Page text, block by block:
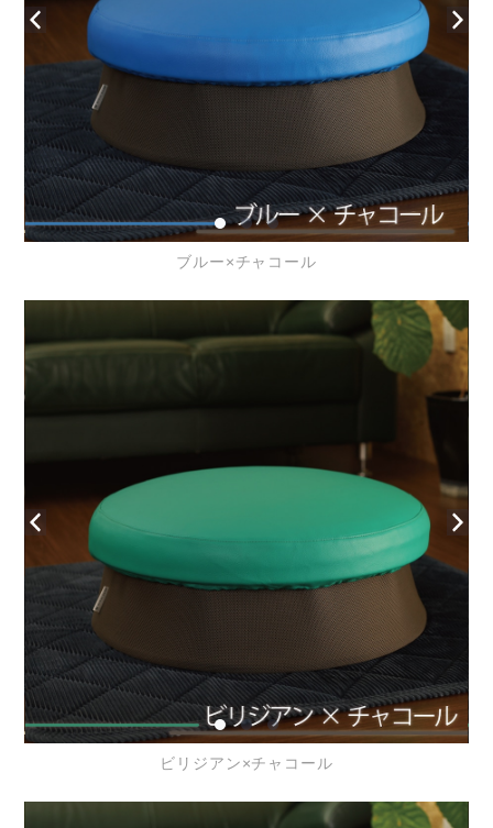
ブルー×チャコール
ビリジアン×チャコール